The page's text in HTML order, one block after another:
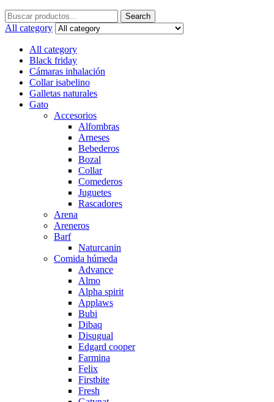
Search
for:
Search
All category
All category
Black friday
Cámaras inhalación
Collar isabelino
Galletas naturales
Gato
Accesorios
Alfombras
Arneses
Bebederos
Bozal
Collar
Comederos
Juguetes
Rascadores
Arena
Areneros
Barf
Naturcanin
Comida húmeda
Advance
Almo
Alpha spirit
Applaws
Bubi
Dibaq
Disugual
Edgard cooper
Farmina
Felix
Firstbite
Fresh